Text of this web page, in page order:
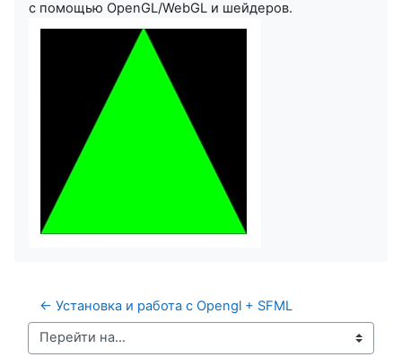
с помощью OpenGL/WebGL и шейдеров.
← Установка и работа с Opengl + SFML
Перейти на...